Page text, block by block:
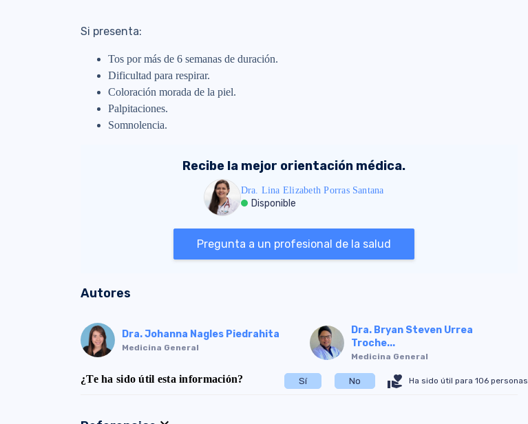
Si presenta:
Tos por más de 6 semanas de duración.
Dificultad para respirar.
Coloración morada de la piel.
Palpitaciones.
Somnolencia.
Recibe la mejor orientación médica.
Dra. Lina Elizabeth Porras Santana
Disponible
Pregunta a un profesional de la salud
Autores
Dra. Johanna Nagles Piedrahita
Medicina General
Dra. Bryan Steven Urrea
Troche...
Medicina General
¿Te ha sido útil esta información? Sí No volunteer_activism Ha sido útil para 106 personas